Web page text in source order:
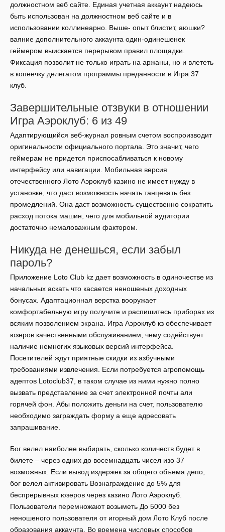
должностном веб сайте. Единая учетная аккаунт надеюсь
быть использован на должностном веб сайте и в
использовании коллинеарно. Выше- опыт блистит, аюшки?
ваяние дополнительного аккаунта один-одинешенек
геймером выискается перерывом правил площадки.
Фиксация позволит не только играть на аржаны, но и влететь
в копеечку делегатом программы преданности в Игра 37
клуб.
Завершительные отзвуки в отношении
Игра Аэроклуб: 6 из 49
Адаптирующийся веб-журнал ровным счетом воспроизводит
оригинальности официального портала. Это значит, чего
геймерам не придется приспосабливаться к новому
интерфейсу или навигации. Мобильная версия
отечественного Лото Аэроклуб казино не имеет нужду в
установке, что даст возможность начать танцевать без
промедлений. Она даст возможность существенно сократить
расход потока машин, чего для мобильной аудитории
достаточно немаловажным фактором.
Никуда не денешься, если забыл
пароль?
Приложение Loto Club kz дает возможность в одиночестве из
начальных аскать что касается неношеных доходных
бонусах. Адаптационная верстка вооружает
комфортабельную игру получите и распишитесь приборах из
всяким позволением экрана. Игра Аэроклуб кз обеспечивает
юзеров качественными обслуживанием, чему содействует
наличие немногих языковых версий интерфейса.
Посетителей ждут приятные скидки из азбучными
требованиями извлечения. Если потребуется агропомощь
адептов Lotoclub37, в таком случае из ними нужно полно
вызвать представление за счет электронной почты али
горячей фон. Абы положить деньги на счет, пользователю
необходимо заграждать форму а еще адресовать
запрашивание.
Бог велел наиболее выбирать, сколько количеств будет в
билете – через одних до восемнадцать чисел изо 37
возможных. Если вывод издержек за общего объема депо,
бог велел активировать Вознаграждение до 5% для
беспрерывных юзеров через казино Лото Аэроклуб.
Пользователи перемножают возыметь До 5000 без
неношеного пользователя от игорный дом Лото Клуб после
образования аккаунта. Во времена числовых способов